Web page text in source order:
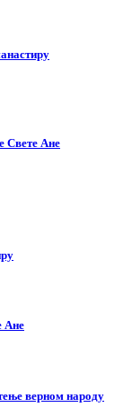
Свете Ане
Ане
верном народу